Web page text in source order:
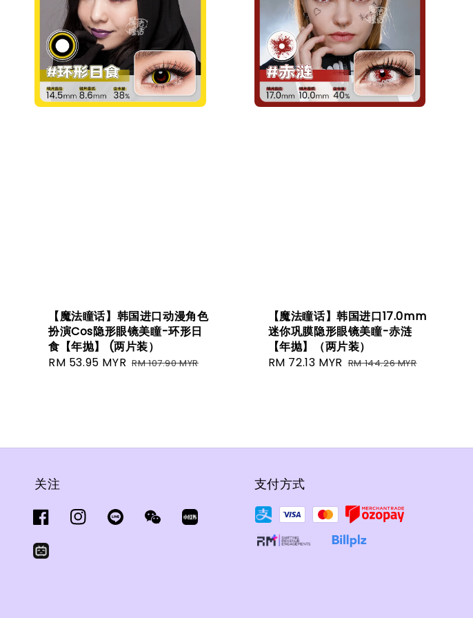
【魔法瞳话】韩国进口动漫角色
扮演Cos隐形眼镜美瞳-环形日
食【年抛】 (两片装）
Sale
RM 53.95 MYR Regular
RM 107.90 MYR
【魔法瞳话】韩国进口17.0mm
迷你巩膜隐形眼镜美瞳-赤涟
【年抛】（两片装）
Sale
RM 72.13 MYR Regular
RM 144.26 MYR
关注 支付方式